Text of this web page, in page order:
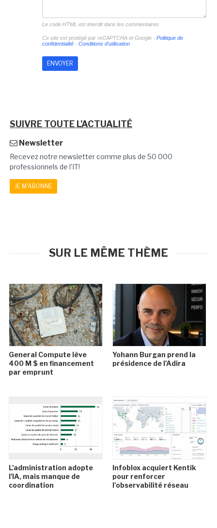
Le code HTML est interdit dans les commentaires
Ce site est protégé par reCAPTCHA et Google - Politique de
confidentialité- Conditions d'utilisation
SUIVRE TOUTE L'ACTUALITÉ
Newsletter
Recevez notre newsletter comme plus de 50 000
professionnels de l'IT!
JE M'ABONNE
SUR LE MÊME THÈME
General Compute lève
400 M $ en financement
par emprunt
Yohann Burgan prend la
présidence de l'Adira
L'administration adopte
l'IA, mais manque de
coordination
Infoblox acquiert Kentik
pour renforcer
l'observabilité réseau